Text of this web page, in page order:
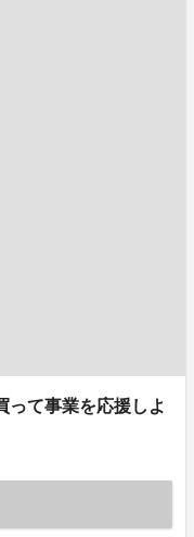
て事業を応援しよ